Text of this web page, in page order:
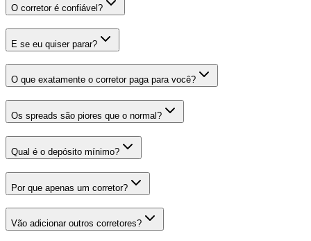
O corretor é confiável?
E se eu quiser parar?
O que exatamente o corretor paga para você?
Os spreads são piores que o normal?
Qual é o depósito mínimo?
Por que apenas um corretor?
Vão adicionar outros corretores?